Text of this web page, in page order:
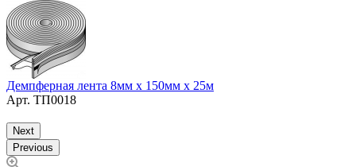
Демпферная лента 8мм х 150мм х 25м
Арт. ТП0018
Next
Previous